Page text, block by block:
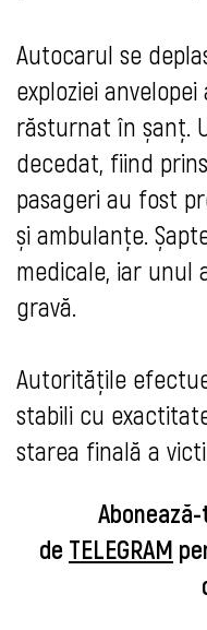
Autocarul se
exploziei
răsturnat în șanț.
decedat, fiind
pasageri au fost
și ambulanțe.
medicale, iar
gravă.
Autoritățile
stabili cu
starea finală a
de TELEGRAM